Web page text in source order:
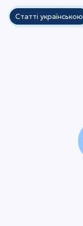
Статті українською